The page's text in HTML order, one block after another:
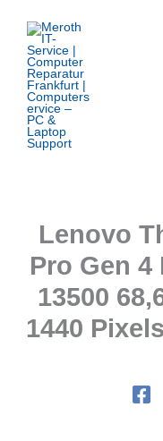
Inhalt
springen
Lenovo
Pro Gen
13500
1440